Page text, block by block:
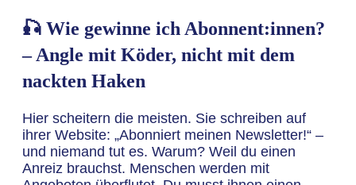
🎣 Wie gewinne ich Abonnent:innen?
– Angle mit Köder, nicht mit dem
nackten Haken
Hier scheitern die meisten. Sie schreiben auf
ihrer Website: „Abonniert meinen Newsletter!“ –
und niemand tut es. Warum? Weil du einen
Anreiz brauchst. Menschen werden mit